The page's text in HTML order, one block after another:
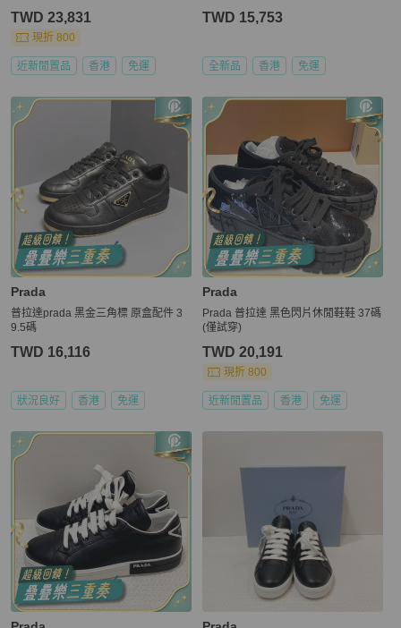
TWD 23,831
現折 800
近新閒置品 香港 免運
TWD 15,753
全新品 香港 免運
Prada
普拉達prada 黑金三角標 原盒配件 3
9.5碼
TWD 16,116
狀況良好 香港 免運
Prada
Prada 普拉達 黑色閃片休閒鞋鞋 37碼
(僅試穿)
TWD 20,191
現折 800
近新閒置品 香港 免運